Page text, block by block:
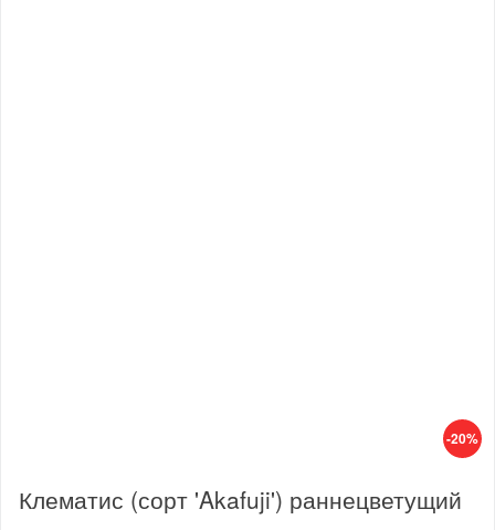
-20%
Клематис (сорт 'Akafuji') раннецветущий